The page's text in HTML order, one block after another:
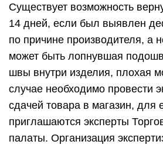
Существует возможность
14 дней, если был выявлен
по причине производителя, а
может быть лопнувшая
швы внутри изделия, плохая
случае необходимо провести
сдачей товара в магазин, для
приглашаются эксперты
палаты. Организация